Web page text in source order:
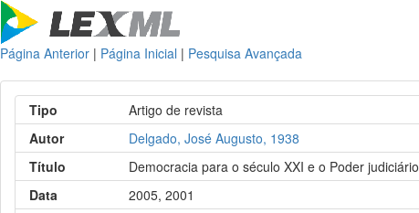
Página Anterior | Página Inicial | Pesquisa Avançada
Tipo
Artigo de revista
Autor
Delgado, José Augusto, 1938
Título
Democracia para o século XXI e o Poder judiciário
Data
2005, 2001